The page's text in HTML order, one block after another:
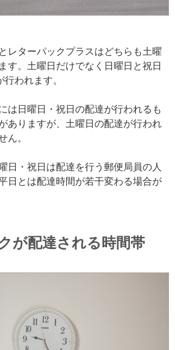
レターパックプラスはどちらも土曜
す。土曜日だけでなく日曜日と祝日
われます。
は日曜日・祝日の配達が行われるも
ありますが、土曜日の配達が行われ
ん。
日・祝日は配達を行う郵便局員の人
日とは配達時間が若干変わる場合が
が配達される時間帯